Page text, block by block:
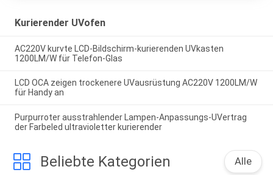
Kurierender UVofen
AC220V kurvte LCD-Bildschirm-kurierenden UVkasten
1200LM/W für Telefon-Glas
LCD OCA zeigen trockenere UVausrüstung AC220V 1200LM/W
für Handy an
Purpurroter ausstrahlender Lampen-Anpassungs-UVertrag
der Farbeled ultravioletter kurierender
Beliebte Kategorien Alle